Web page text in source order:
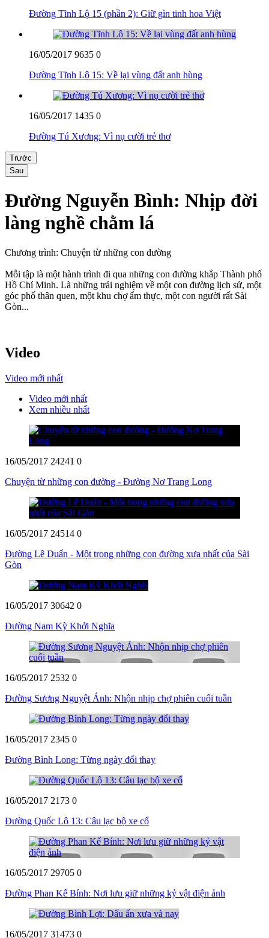
Đường Tĩnh Lộ 15 (phần 2): Giữ gìn tinh hoa Việt
16/05/2017 9635 0
Đường Tĩnh Lộ 15: Về lại vùng đất anh hùng
16/05/2017 1435 0
Đường Tú Xương: Vì nụ cười trẻ thơ
Trước
Sau
Đường Nguyễn Bình: Nhịp đời
làng nghề chằm lá
Chương trình: Chuyện từ những con đường
Mỗi tập là một hành trình đi qua những con đường khắp Thành phố
Hồ Chí Minh. Là những trải nghiệm về một con đường lịch sử, một
góc phố thân quen, một khu chợ ẩm thực, một con người rất Sài
Gòn...
Video
Video mới nhất
Video mới nhất
Xem nhiều nhất
16/05/2017 24241 0
Chuyện từ những con đường - Đường Nơ Trang Long
16/05/2017 24514 0
Đường Lê Duẩn - Một trong những con đường xưa nhất của Sài
Gòn
16/05/2017 30642 0
Đường Nam Kỳ Khởi Nghĩa
16/05/2017 2532 0
Đường Sương Nguyệt Ánh: Nhộn nhịp chợ phiên cuối tuần
16/05/2017 2345 0
Đường Bình Long: Từng ngày đổi thay
16/05/2017 2173 0
Đường Quốc Lộ 13: Câu lạc bộ xe cổ
16/05/2017 29705 0
Đường Phan Kế Bính: Nơi lưu giữ những kỷ vật điện ảnh
16/05/2017 31473 0